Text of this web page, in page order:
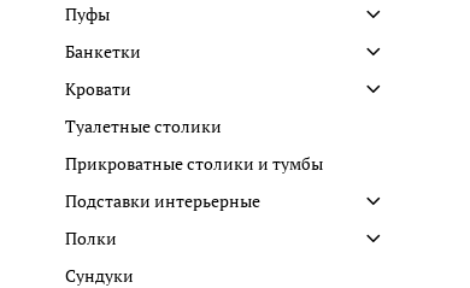
Пуфы
Банкетки
Кровати
Туалетные столики
Прикроватные столики и тумбы
Подставки интерьерные
Полки
Сундуки